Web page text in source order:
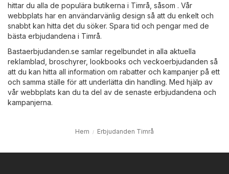
hittar du alla de populära butikerna i Timrå, såsom . Vår
webbplats har en användarvänlig design så att du enkelt och
snabbt kan hitta det du söker. Spara tid och pengar med de
bästa erbjudandena i Timrå.
Bastaerbjudanden.se samlar regelbundet in alla aktuella
reklamblad, broschyrer, lookbooks och veckoerbjudanden så
att du kan hitta all information om rabatter och kampanjer på ett
och samma ställe för att underlätta din handling. Med hjälp av
vår webbplats kan du ta del av de senaste erbjudandena och
kampanjerna.
Hem Erbjudanden Timrå